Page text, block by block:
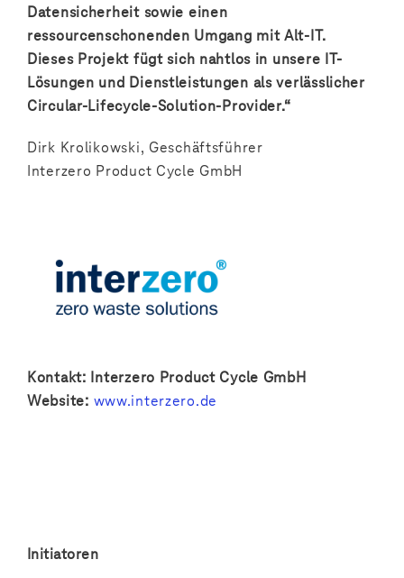
Datensicherheit sowie einen
ressourcenschonenden Umgang mit Alt-IT.
Dieses Projekt fügt sich nahtlos in unsere IT-
Lösungen und Dienstleistungen als verlässlicher
Circular-Lifecycle-Solution-Provider.“
Dirk Krolikowski, Geschäftsführer
Interzero Product Cycle GmbH
Kontakt: Interzero Product Cycle GmbH
Website: www.interzero.de
Initiatoren